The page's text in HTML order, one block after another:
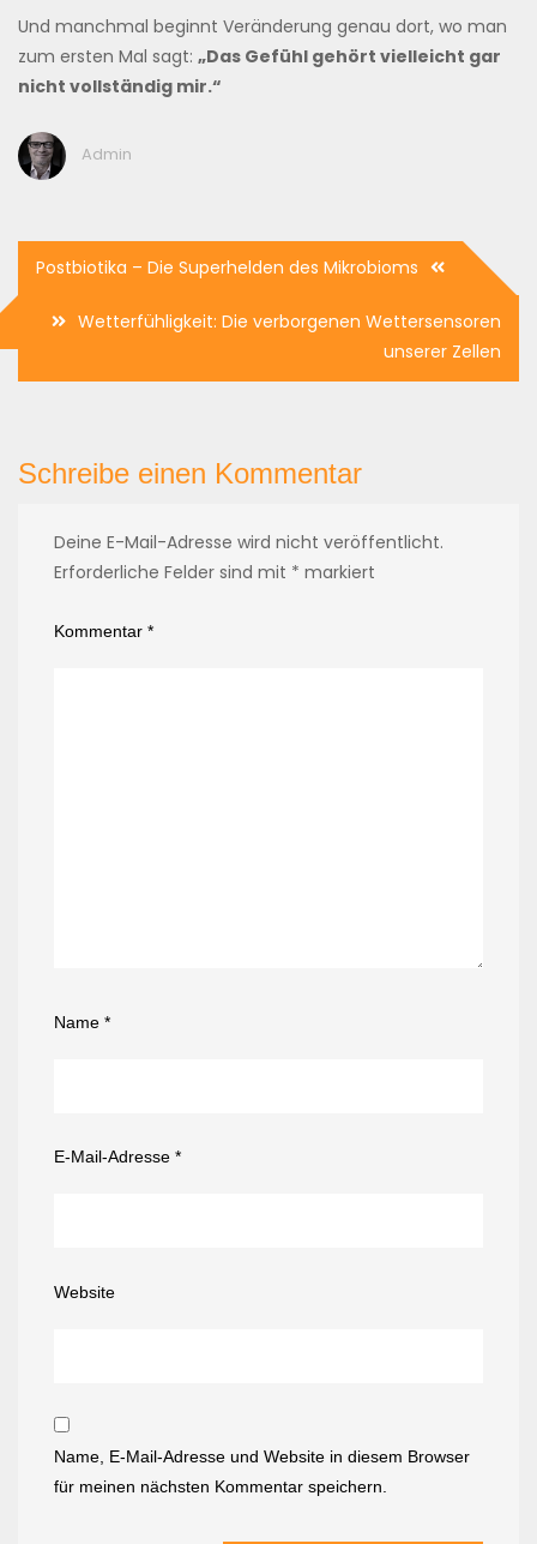
Und manchmal beginnt Veränderung genau dort, wo man
zum ersten Mal sagt: „Das Gefühl gehört vielleicht gar
nicht vollständig mir.“
Admin
Beitragsnavigation
Postbiotika – Die Superhelden des Mikrobioms
Wetterfühligkeit: Die verborgenen Wettersensoren
unserer Zellen
Schreibe einen Kommentar
Deine E-Mail-Adresse wird nicht veröffentlicht.
Erforderliche Felder sind mit * markiert
Kommentar *
Name *
E-Mail-Adresse *
Website
Name, E-Mail-Adresse und Website in diesem Browser
für meinen nächsten Kommentar speichern.